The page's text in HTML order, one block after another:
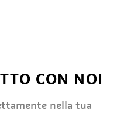
CON NOI
nella tua